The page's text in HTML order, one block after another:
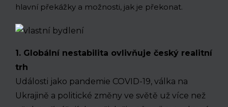
hlavní překážky a možnosti, jak je překonat.
1. Globální nestabilita ovlivňuje český realitní
trh
Události jako pandemie COVID-19, válka na
Ukrajině a politické změny ve světě už více než